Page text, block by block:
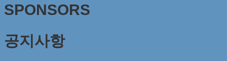
SPONSORS
공지사항